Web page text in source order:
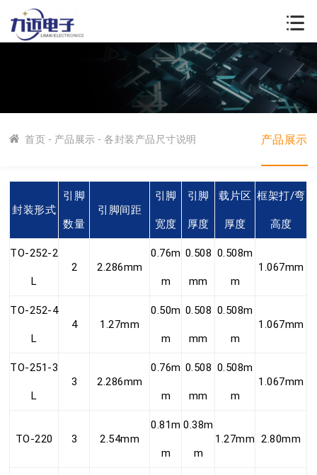
首页 - 产品展示 - 各封装产品尺寸说明 产品展示
封装形式
引脚
数量
引脚间距
引脚
宽度
引脚
厚度
载片区
厚度
框架打/弯
高度
TO-252-2
L
2 2.286mm
0.76m
m
0.508
mm
0.508m
m
1.067mm
TO-252-4
L
4 1.27mm
0.50m
m
0.508
mm
0.508m
m
1.067mm
TO-251-3
L
3 2.286mm
0.76m
m
0.508
mm
0.508m
m
1.067mm
TO-220 3 2.54mm
0.81m
m
0.38m
m
1.27mm 2.80mm